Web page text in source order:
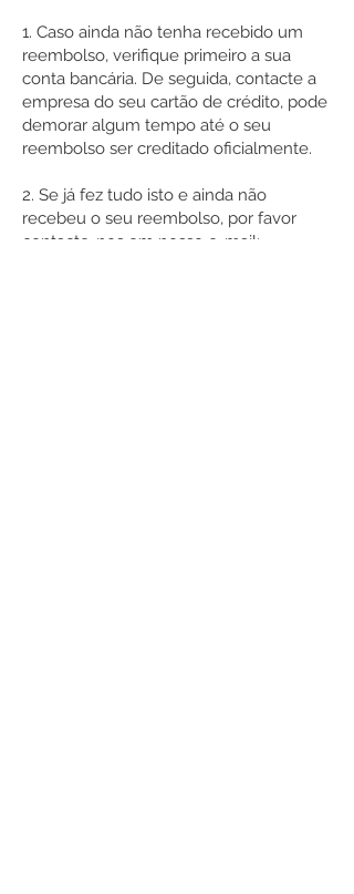
1. Caso ainda não tenha recebido um
reembolso, verifique primeiro a sua
conta bancária. De seguida, contacte a
empresa do seu cartão de crédito, pode
demorar algum tempo até o seu
reembolso ser creditado oficialmente.
2. Se já fez tudo isto e ainda não
recebeu o seu reembolso, por favor
contacte-nos em nosso e-mail: